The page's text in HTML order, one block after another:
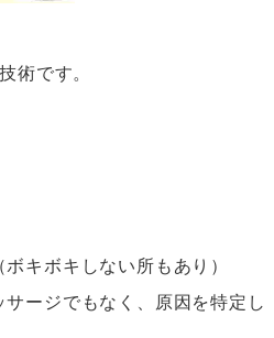
術です。
キボキしない所もあり）
ージでもなく、原因を特定し